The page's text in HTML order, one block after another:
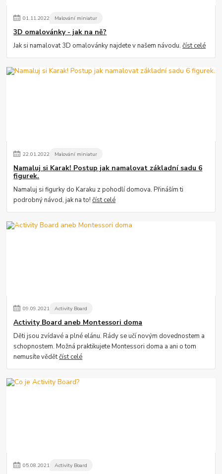
01.11.2022 Malování miniatur
3D omalovánky - jak na ně?
Jak si namalovat 3D omalovánky najdete v našem návodu.číst celé
22.01.2022 Malování miniatur
Namaluj si Karak! Postup jak namalovat základní sadu 6
figurek.
Namaluj si figurky do Karaku z pohodlí domova. Přináším ti
podrobný návod, jak na to!číst celé
09.09.2021 Activity Board
Activity Board aneb Montessori doma
Děti jsou zvídavé a plné elánu. Rády se učí novým dovednostem a
schopnostem. Možná praktikujete Montessori doma a ani o tom
nemusíte vědětčíst celé
05.08.2021 Activity Board